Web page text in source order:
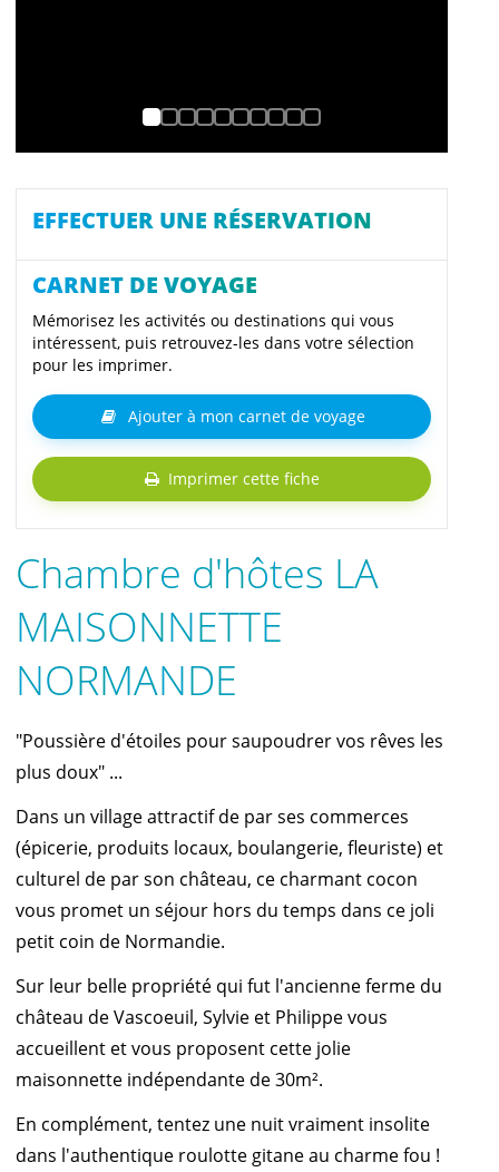
Chambre d'hôtes LA
MAISONNETTE
NORMANDE
"Poussière d'étoiles pour saupoudrer vos rêves les
plus doux" ...
Dans un village attractif de par ses commerces
(épicerie, produits locaux, boulangerie, fleuriste) et
culturel de par son château, ce charmant cocon
vous promet un séjour hors du temps dans ce joli
petit coin de Normandie.
Sur leur belle propriété qui fut l'ancienne ferme du
château de Vascoeuil, Sylvie et Philippe vous
accueillent et vous proposent cette jolie
maisonnette indépendante de 30m².
En complément, tentez une nuit vraiment insolite
dans l'authentique roulotte gitane au charme fou !
EFFECTUER UNE RÉSERVATION
CARNET DE VOYAGE
Mémorisez les activités ou destinations qui vous
intéressent, puis retrouvez-les dans votre sélection
pour les imprimer.
Ajouter à mon carnet de voyage
Imprimer cette fiche